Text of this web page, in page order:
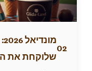
שלוקחת את